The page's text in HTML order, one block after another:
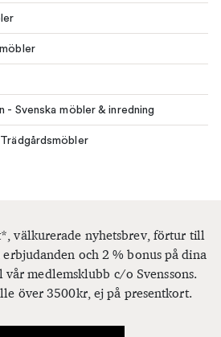
- Svenska möbler & inredning
välkurerade nyhetsbrev, förtur till
och 2 % bonus på dina
medlemsklubb c/o Svenssons.
över 3500kr, ej på presentkort.